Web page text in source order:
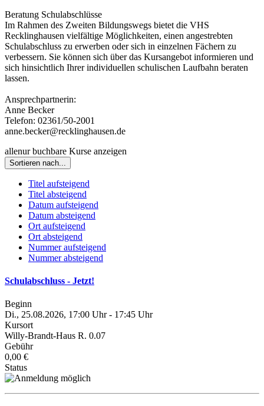
Beratung Schulabschlüsse
Im Rahmen des Zweiten Bildungswegs bietet die VHS
Recklinghausen vielfältige Möglichkeiten, einen angestrebten
Schulabschluss zu erwerben oder sich in einzelnen Fächern zu
verbessern. Sie können sich über das Kursangebot informieren und
sich hinsichtlich Ihrer individuellen schulischen Laufbahn beraten
lassen.
Ansprechpartnerin:
Anne Becker
Telefon: 02361/50-2001
anne.becker@recklinghausen.de
allenur buchbare Kurse anzeigen
Sortieren nach...
Titel aufsteigend
Titel absteigend
Datum aufsteigend
Datum absteigend
Ort aufsteigend
Ort absteigend
Nummer aufsteigend
Nummer absteigend
Schulabschluss - Jetzt!
Beginn
Di., 25.08.2026, 17:00 Uhr - 17:45 Uhr
Kursort
Willy-Brandt-Haus R. 0.07
Gebühr
0,00 €
Status